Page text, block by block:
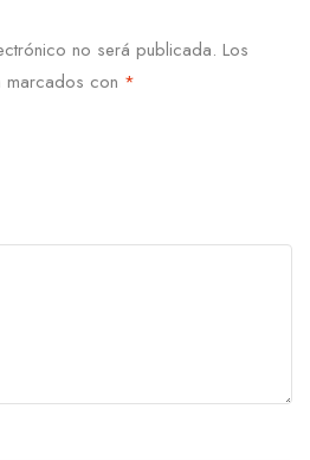
no será publicada. Los
marcados con *